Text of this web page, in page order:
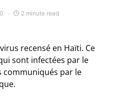
2 minute read
recensé en Haïti. Ce
sont infectées par le
communiqués par le